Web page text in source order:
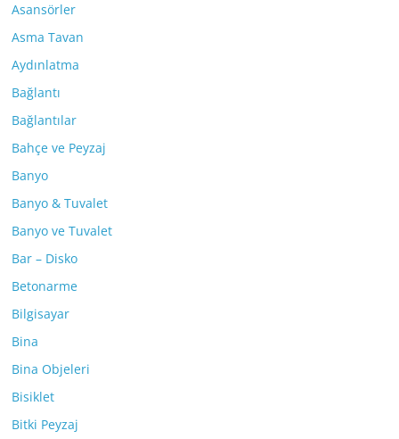
Asansörler
Asma Tavan
Aydınlatma
Bağlantı
Bağlantılar
Bahçe ve Peyzaj
Banyo
Banyo & Tuvalet
Banyo ve Tuvalet
Bar – Disko
Betonarme
Bilgisayar
Bina
Bina Objeleri
Bisiklet
Bitki Peyzaj